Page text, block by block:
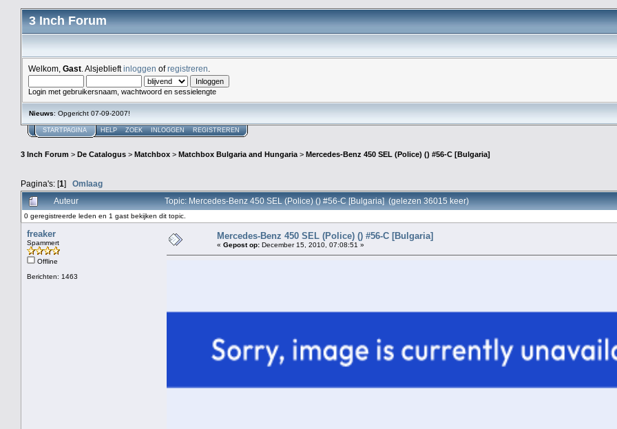
3 Inch Forum
Welkom, Gast . Alsjeblieftinloggen ofregistreren
Login met gebruikersnaam, wachtwoord en sessielengte
Nieuws: Opgericht 07-09-2007!
STARTPAGINA HELP ZOEK INLOGGEN REGISTREREN
3 Inch Forum > De Catalogus > Matchbox > Matchbox Bulgaria and Hungaria > Mercedes-Benz 450 SEL (Police) () #56-C [Bulgaria]
Pagina's: [1] Omlaag
Auteur Topic: Mercedes-Benz 450 SEL (Police) () #56-C [Bulgaria] (gelezen 36015 keer)
0 geregistreerde leden en 1 gast bekijken dit topic.
freaker
Spammert
Offline
Berichten: 1463
Mercedes-Benz 450 SEL (Police) () #56-C [Bulgaria]
« Gepost op: December 15, 2010, 07:08:51 »